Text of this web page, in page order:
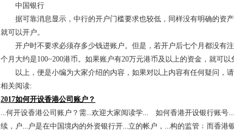
中国银行
据可靠消息显示，中行的开户门槛要求也较低，同样没有明确的资产
就可以开户。
开户时不要求必须存多少钱进账户。但是，若开户后七个月都没有
个月大约是100~200港币。如果账户有20万元港币及以上的资金，就可以
以上，便是小编为大家介绍的内容，如果对以上内容有任何疑问，请
相关阅读:
2017如何开设香港公司账户？
...何开设香港公司账户？需...欢迎大家阅读学... 如何香港开设银行账号
续，户...户是在中国境内的外资银行开...立的帐户，...构的监管﹔而香港